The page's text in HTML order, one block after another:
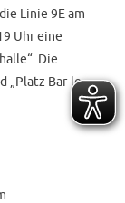
Linie 9E am
Uhr eine
Die
„Platz Bar-le-